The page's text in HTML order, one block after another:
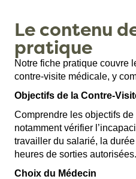
Le contenu
pratique
Notre fiche pratique couvre
contre-visite médicale, y
Objectifs de la Contre-
Comprendre les objectifs
notamment vérifier
travailler du salarié, la
heures de sorties autorisées.
Choix du Médecin